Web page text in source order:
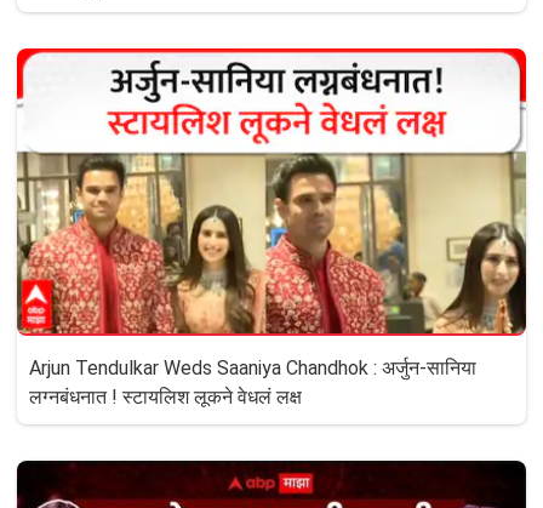
Arjun Tendulkar Weds Saaniya Chandhok : अर्जुन-सानिया
लग्नबंधनात ! स्टायलिश लूकने वेधलं लक्ष